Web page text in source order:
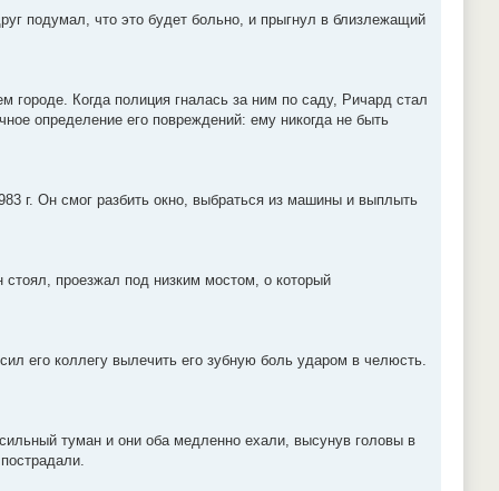
подумал, что это будет больно, и прыгнул в близлежащий
городе. Когда полиция гналась за ним по саду, Ричард стал
определение его повреждений: ему никогда не быть
г. Он смог разбить окно, выбраться из машины и выплыть
проезжал под низким мостом, о который
его коллегу вылечить его зубную боль ударом в челюсть.
туман и они оба медленно ехали, высунув головы в